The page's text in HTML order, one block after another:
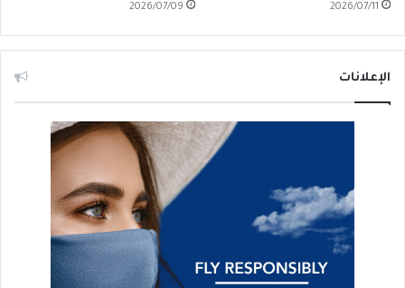
2026/07/11
2026/07/09
الإعلانات